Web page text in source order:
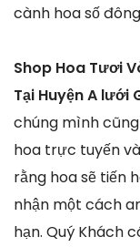
cành hoa số
Shop Hoa Tươi
Tại Huyện A lưới
chúng mình
hoa trực tuyến
rằng hoa sẽ tiến
nhận một cách
hạn. Quý Khách